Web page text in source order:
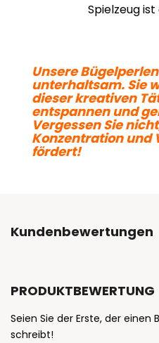
Spielzeug
Unsere
unterhaltsam. Sie
dieser kreativen
entspannen und
Vergessen Sie
Konzentration und
fördert!
Kundenbewertungen
PRODUKTBEWERTUNG
Seien Sie der Erste, der einen
schreibt!